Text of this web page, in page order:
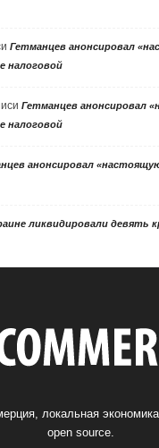
Гетманцев анонсировал
налоговой
Гетманцев анонсировал
налоговой
анонсировал
ликвидировали девять
локальная
open source.